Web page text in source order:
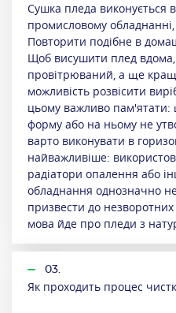
Сушка пледа виконується
промисловому
Повторити подібне в
Щоб висушити плед
провітрюваний, а ще
можливість розвісити
цьому важливо
форму або на ньому не
варто виконувати в
найважливіше:
радіатори опалення або
обладнання однозначно
призвести до
мова йде про пледи з
03.
Як проходить процес